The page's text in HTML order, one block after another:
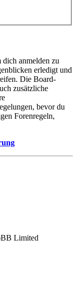
anmelden zu
erledigt und
Die Board-
zusätzliche
bevor du
Forenregeln,
Limited